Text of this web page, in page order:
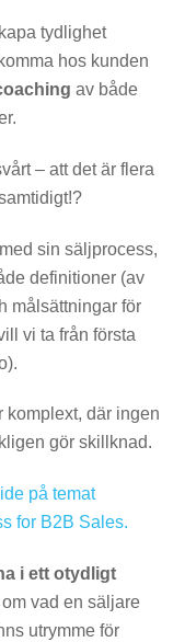
tydlighet
hos kunden
av både
– att det är flera
sin säljprocess,
definitioner (av
målsättningar för
vi ta från första
komplext, där ingen
gör skillknad.
på temat
for B2B Sales.
i ett otydligt
vad en säljare
utrymme för